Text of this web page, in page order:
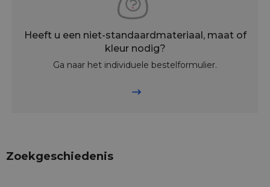
Heeft u een niet-standaardmateriaal, maat of
kleur nodig?
Ga naar het individuele bestelformulier.
Zoekgeschiedenis